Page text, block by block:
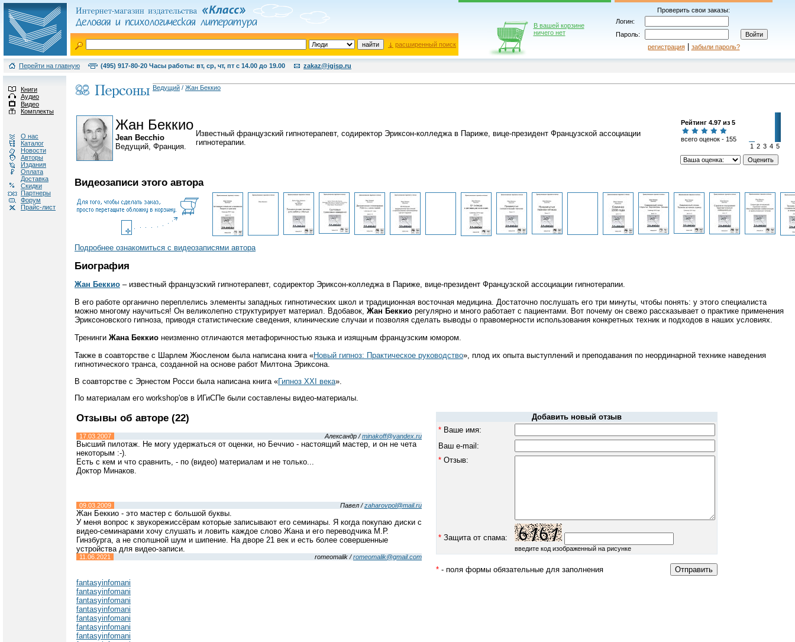
расширенный поиск
В вашей корзине
ничего нет
Проверить свои заказы:
Логин:
Пароль:
регистрация| забыли пароль?
Перейти на главную (495) 917-80-20 Часы работы: вт, ср, чт, пт с 14.00 до 19.00 zakaz@igisp.ru
Книги
Аудио
Видео
Комплекты
О нас
Каталог
Новости
Авторы
Издания
Оплата
Доставка
Скидки
Партнеры
Форум
Прайс-лист
Ведущий / Жан Беккио
Жан Беккио
Jean Becchio
Ведущий, Франция.
Известный французский гипнотерапевт, содиректор Эриксон-колледжа в Париже, вице-президент Французской ассоциации
гипнотерапии.
Рейтинг 4.97 из 5
всего оценок - 155
1 2 3 4 5
Видеозаписи этого автора
Подробнее ознакомиться с видеозаписями автора
Биография
Жан Беккио – известный французский гипнотерапевт, содиректор Эриксон-колледжа в Париже, вице-президент Французской ассоциации гипнотерапии.
В его работе органично переплелись элементы западных гипнотических школ и традиционная восточная медицина. Достаточно послушать его три минуты, чтобы понять: у этого специалиста
можно многому научиться! Он великолепно структурирует материал. Вдобавок, Жан Беккио регулярно и много работает с пациентами. Вот почему он свежо рассказывает о практике применения
Эриксоновского гипноза, приводя статистические сведения, клинические случаи и позволяя сделать выводы о правомерности использования конкретных техник и подходов в наших условиях.
Тренинги Жана Беккио неизменно отличаются метафоричностью языка и изящным французским юмором.
Также в соавторстве с Шарлем Жюсленом была написана книга «Новый гипноз: Практическое руководство», плод их опыта выступлений и преподавания по неординарной технике наведения
гипнотического транса, созданной на основе работ Милтона Эриксона.
В соавторстве с Эрнестом Росси была написана книга «Гипноз XXI века».
По материалам его workshop'ов в ИГиСПе были составлены видео-материалы.
Отзывы об авторе (22)
17.03.2007 Александр /minakoff@yandex.ru
Высший пилотаж. Не могу удержаться от оценки, но Беччио - настоящий мастер, и он не чета
некоторым :-).
Есть с кем и что сравнить, - по (видео) материалам и не только...
Доктор Минаков.
09.03.2009 Павел /zaharovpol@mail.ru
Жан Беккио - это мастер с большой буквы.
У меня вопрос к звукорежиссёрам которые записывают его семинары. Я когда покупаю диски с
видео-семинарами хочу слушать и ловить каждое слово Жана и его переводчика М.Р.
Гинзбурга, а не сполшной шум и шипение. На дворе 21 век и есть более совершенные
устройства для видео-записи.
11.06.2021 romeomalik /romeomalik@gmail.com
fantasyinfomani
fantasyinfomani
fantasyinfomani
fantasyinfomani
fantasyinfomani
fantasyinfomani
fantasyinfomani
Добавить новый отзыв
* Ваше имя:
Ваш e-mail:
* Отзыв:
* Защита от спама:
введите код изображенный на рисунке
* - поля формы обязательные для заполнения